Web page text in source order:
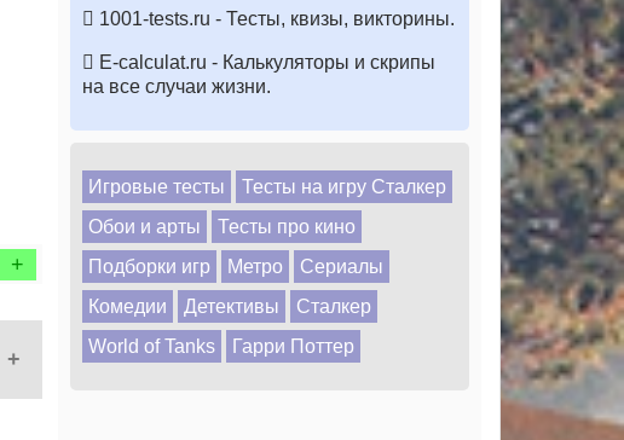
+
1001-tests.ru - Тесты, квизы, викторины.
E-calculat.ru - Калькуляторы и скрипы
на все случаи жизни.
Игровые тесты
Тесты на игру Сталкер
Обои и арты
Тесты про кино
Подборки игр
Метро
Сериалы
Комедии
Детективы
Сталкер
World of Tanks
Гарри Поттер